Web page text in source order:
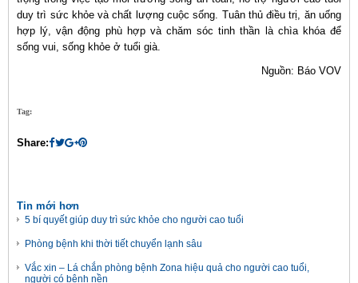
duy trì sức khỏe và chất lượng cuộc sống. Tuân thủ điều trị, ăn uống
hợp lý, vận động phù hợp và chăm sóc tinh thần là chìa khóa để
sống vui, sống khỏe ở tuổi già.
Nguồn: Báo VOV
Tag:
Share:
Tin mới hơn
5 bí quyết giúp duy trì sức khỏe cho người cao tuổi
Phòng bệnh khi thời tiết chuyển lạnh sâu
Vắc xin – Lá chắn phòng bệnh Zona hiệu quả cho người cao tuổi,
người có bệnh nền